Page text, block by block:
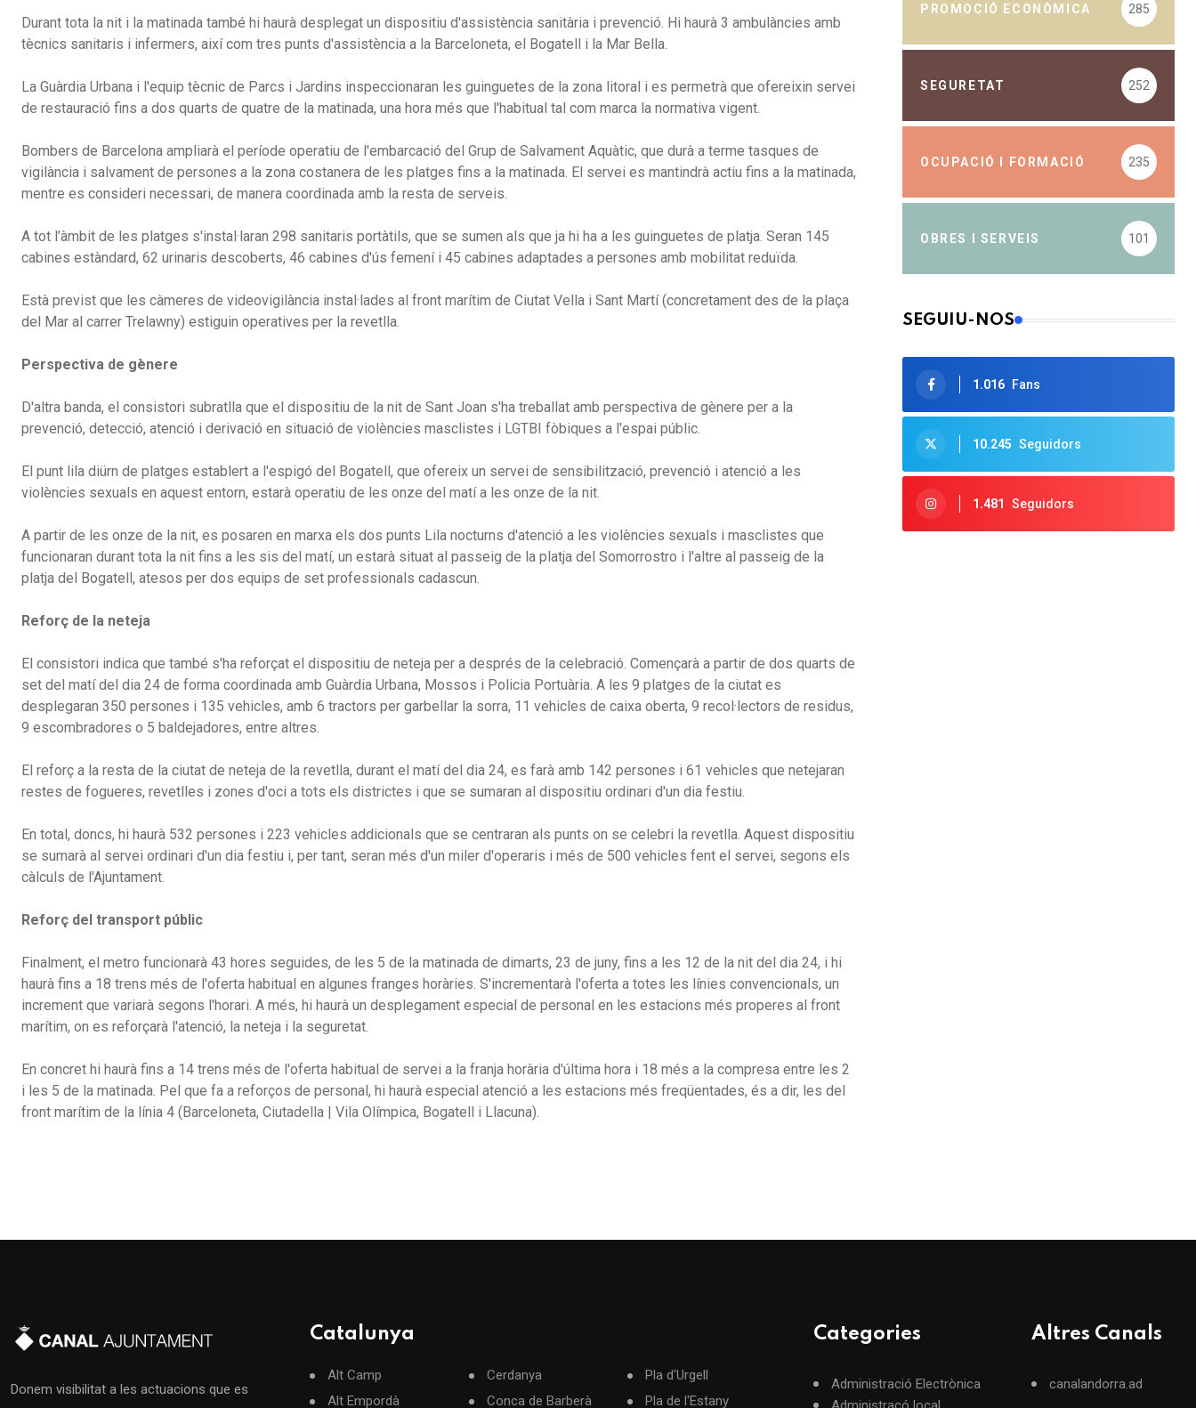
Durant tota la nit i la matinada també hi haurà desplegat un dispositiu d'assistència sanitària i prevenció. Hi haurà 3 ambulàncies amb
tècnics sanitaris i infermers, així com tres punts d'assistència a la Barceloneta, el Bogatell i la Mar Bella.
La Guàrdia Urbana i l'equip tècnic de Parcs i Jardins inspeccionaran les guinguetes de la zona litoral i es permetrà que ofereixin servei
de restauració fins a dos quarts de quatre de la matinada, una hora més que l'habitual tal com marca la normativa vigent.
Bombers de Barcelona ampliarà el període operatiu de l'embarcació del Grup de Salvament Aquàtic, que durà a terme tasques de
vigilància i salvament de persones a la zona costanera de les platges fins a la matinada. El servei es mantindrà actiu fins a la matinada,
mentre es consideri necessari, de manera coordinada amb la resta de serveis.
A tot l’àmbit de les platges s'instal·laran 298 sanitaris portàtils, que se sumen als que ja hi ha a les guinguetes de platja. Seran 145
cabines estàndard, 62 urinaris descoberts, 46 cabines d'ús femení i 45 cabines adaptades a persones amb mobilitat reduïda.
Està previst que les càmeres de videovigilància instal·lades al front marítim de Ciutat Vella i Sant Martí (concretament des de la plaça
del Mar al carrer Trelawny) estiguin operatives per la revetlla.
Perspectiva de gènere
D'altra banda, el consistori subratlla que el dispositiu de la nit de Sant Joan s'ha treballat amb perspectiva de gènere per a la
prevenció, detecció, atenció i derivació en situació de violències masclistes i LGTBI fòbiques a l'espai públic.
El punt lila diürn de platges establert a l'espigó del Bogatell, que ofereix un servei de sensibilització, prevenció i atenció a les
violències sexuals en aquest entorn, estarà operatiu de les onze del matí a les onze de la nit.
A partir de les onze de la nit, es posaren en marxa els dos punts Lila nocturns d'atenció a les violències sexuals i masclistes que
funcionaran durant tota la nit fins a les sis del matí, un estarà situat al passeig de la platja del Somorrostro i l'altre al passeig de la
platja del Bogatell, atesos per dos equips de set professionals cadascun.
Reforç de la neteja
El consistori indica que també s'ha reforçat el dispositiu de neteja per a després de la celebració. Començarà a partir de dos quarts de
set del matí del dia 24 de forma coordinada amb Guàrdia Urbana, Mossos i Policia Portuària. A les 9 platges de la ciutat es
desplegaran 350 persones i 135 vehicles, amb 6 tractors per garbellar la sorra, 11 vehicles de caixa oberta, 9 recol·lectors de residus,
9 escombradores o 5 baldejadores, entre altres.
El reforç a la resta de la ciutat de neteja de la revetlla, durant el matí del dia 24, es farà amb 142 persones i 61 vehicles que netejaran
restes de fogueres, revetlles i zones d'oci a tots els districtes i que se sumaran al dispositiu ordinari d'un dia festiu.
En total, doncs, hi haurà 532 persones i 223 vehicles addicionals que se centraran als punts on se celebri la revetlla. Aquest dispositiu
se sumarà al servei ordinari d'un dia festiu i, per tant, seran més d'un miler d'operaris i més de 500 vehicles fent el servei, segons els
càlculs de l'Ajuntament.
Reforç del transport públic
Finalment, el metro funcionarà 43 hores seguides, de les 5 de la matinada de dimarts, 23 de juny, fins a les 12 de la nit del dia 24, i hi
haurà fins a 18 trens més de l'oferta habitual en algunes franges horàries. S'incrementarà l'oferta a totes les línies convencionals, un
increment que variarà segons l'horari. A més, hi haurà un desplegament especial de personal en les estacions més properes al front
marítim, on es reforçarà l'atenció, la neteja i la seguretat.
En concret hi haurà fins a 14 trens més de l'oferta habitual de servei a la franja horària d'última hora i 18 més a la compresa entre les 2
i les 5 de la matinada. Pel que fa a reforços de personal, hi haurà especial atenció a les estacions més freqüentades, és a dir, les del
front marítim de la línia 4 (Barceloneta, Ciutadella | Vila Olímpica, Bogatell i Llacuna).
PROMOCIÓ ECONÒMICA 285
SEGURETAT 252
OCUPACIÓ I FORMACIÓ 235
OBRES I SERVEIS 101
SEGUIU-NOS
1.016 Fans
10.245 Seguidors
1.481 Seguidors
Donem visibilitat a les actuacions que es
Catalunya
Alt Camp
Alt Empordà
Cerdanya
Conca de Barberà
Pla d'Urgell
Pla de l'Estany
Categories
Administració Electrònica
Altres Canals
canalandorra.ad